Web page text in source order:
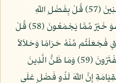
الصُّدُورِ وَهُدًى وَرَحْمَةٌ لِّلْمُؤْمِنِينَ (57) قُلْ بِفَضْلِ اللّهِ
وَبِرَحْمَتِهِ فَبِذَلِكَ فَلْيَفْرَحُواْ هُوَ خَيْرٌ مِّمَّا يَجْمَعُونَ (58) قُلْ
فَجَعَلْتُم مِّنْهُ حَرَامًا وَحَلاَلاً
قُلْ آللّهُ أَذِنَ لَكُمْ أَمْ عَلَى اللّهِ تَفْتَرُونَ (59) وَمَا ظَنُّ الَّذِينَ
إِنَّ اللّهَ لَذُو فَضْلٍ عَلَى